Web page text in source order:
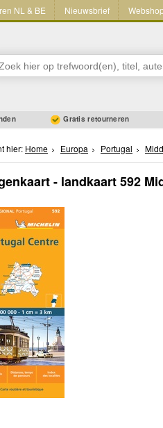
NL & BE Nieuwsbrief
Gratis retourneren
hier: Home Europa Portugal
- landkaart 592